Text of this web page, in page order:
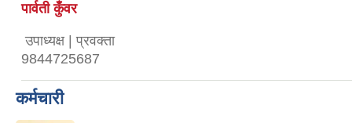
पार्वती कुँवर
उपाध्यक्ष | प्रवक्ता
9844725687
कर्मचारी